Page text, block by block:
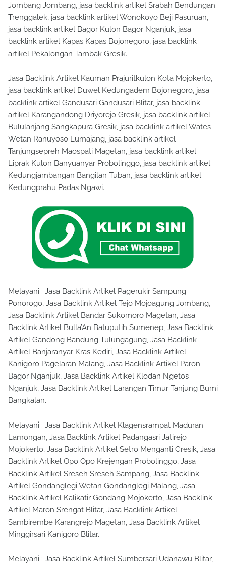
Jombang Jombang, jasa backlink artikel Srabah Bendungan
Trenggalek, jasa backlink artikel Wonokoyo Beji Pasuruan,
jasa backlink artikel Bagor Kulon Bagor Nganjuk, jasa
backlink artikel Kapas Kapas Bojonegoro, jasa backlink
artikel Pekalongan Tambak Gresik.
Jasa Backlink Artikel Kauman Prajuritkulon Kota Mojokerto,
jasa backlink artikel Duwel Kedungadem Bojonegoro, jasa
backlink artikel Gandusari Gandusari Blitar, jasa backlink
artikel Karangandong Driyorejo Gresik, jasa backlink artikel
Bululanjang Sangkapura Gresik, jasa backlink artikel Wates
Wetan Ranuyoso Lumajang, jasa backlink artikel
Tanjungsepreh Maospati Magetan, jasa backlink artikel
Liprak Kulon Banyuanyar Probolinggo, jasa backlink artikel
Kedungjambangan Bangilan Tuban, jasa backlink artikel
Kedungprahu Padas Ngawi.
Melayani : Jasa Backlink Artikel Pagerukir Sampung
Ponorogo, Jasa Backlink Artikel Tejo Mojoagung Jombang,
Jasa Backlink Artikel Bandar Sukomoro Magetan, Jasa
Backlink Artikel Bulla’An Batuputih Sumenep, Jasa Backlink
Artikel Gandong Bandung Tulungagung, Jasa Backlink
Artikel Banjaranyar Kras Kediri, Jasa Backlink Artikel
Kanigoro Pagelaran Malang, Jasa Backlink Artikel Paron
Bagor Nganjuk, Jasa Backlink Artikel Klodan Ngetos
Nganjuk, Jasa Backlink Artikel Larangan Timur Tanjung Bumi
Bangkalan.
Melayani : Jasa Backlink Artikel Klagensrampat Maduran
Lamongan, Jasa Backlink Artikel Padangasri Jatirejo
Mojokerto, Jasa Backlink Artikel Setro Menganti Gresik, Jasa
Backlink Artikel Opo Opo Krejengan Probolinggo, Jasa
Backlink Artikel Sreseh Sreseh Sampang, Jasa Backlink
Artikel Gondanglegi Wetan Gondanglegi Malang, Jasa
Backlink Artikel Kalikatir Gondang Mojokerto, Jasa Backlink
Artikel Maron Srengat Blitar, Jasa Backlink Artikel
Sambirembe Karangrejo Magetan, Jasa Backlink Artikel
Minggirsari Kanigoro Blitar.
Melayani : Jasa Backlink Artikel Sumbersari Udanawu Blitar,